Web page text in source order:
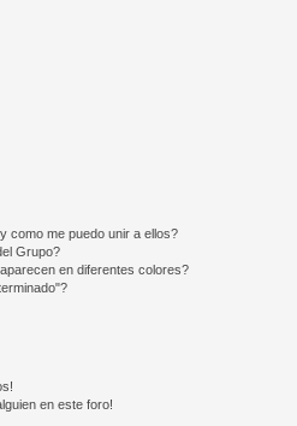
como me puedo unir a ellos?
Grupo?
en diferentes colores?
en este foro!